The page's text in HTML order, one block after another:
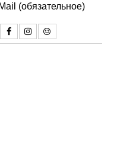
(обязательное)